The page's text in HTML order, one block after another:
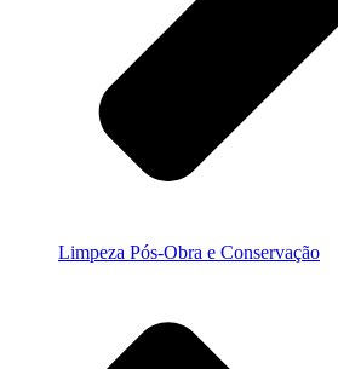
Limpeza Pós-Obra e Conservação